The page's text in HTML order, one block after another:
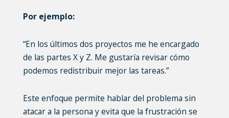
Por ejemplo:
“En los últimos dos proyectos me he encargado
de las partes X y Z. Me gustaría revisar cómo
podemos redistribuir mejor las tareas.”
Este enfoque permite hablar del problema sin
atacar a la persona y evita que la frustración se